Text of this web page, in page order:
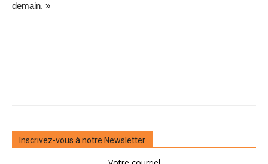
demain. »
Inscrivez-vous à notre Newsletter